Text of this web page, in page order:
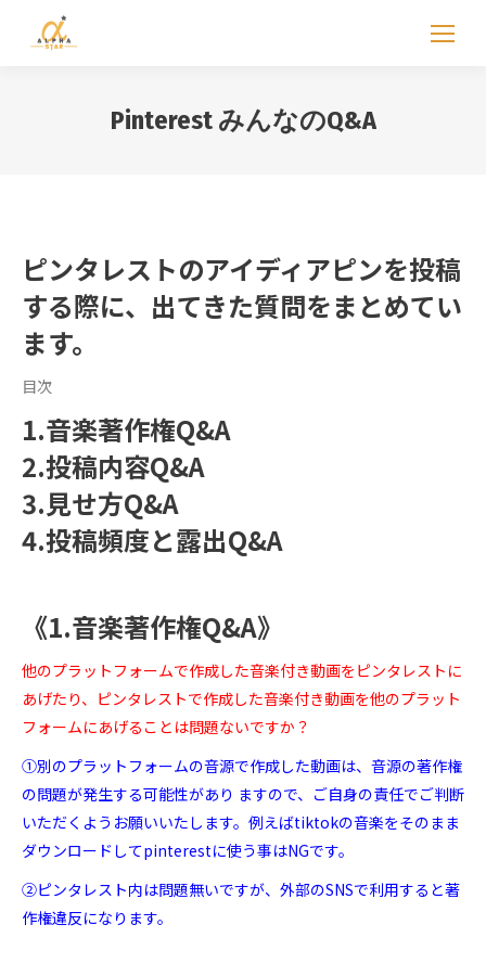
Pinterest みんなのQ&A
ピンタレストのアイディアピンを投稿
する際に、出てきた質問をまとめてい
ます。
目次
1.音楽著作権Q&A
2.投稿内容Q&A
3.見せ方Q&A
4.投稿頻度と露出Q&A
《1.音楽著作権Q&A》
他のプラットフォームで作成した音楽付き動画をピンタレストに
あげたり、ピンタレストで作成した音楽付き動画を他のプラット
フォームにあげることは問題ないですか？
①別のプラットフォームの音源で作成した動画は、音源の著作権
の問題が発生する可能性があり ますので、ご自身の責任でご判断
いただくようお願いいたします。例えばtiktokの音楽をそのまま
ダウンロードしてpinterestに使う事はNGです。
②ピンタレスト内は問題無いですが、外部のSNSで利用すると著
作権違反になります。